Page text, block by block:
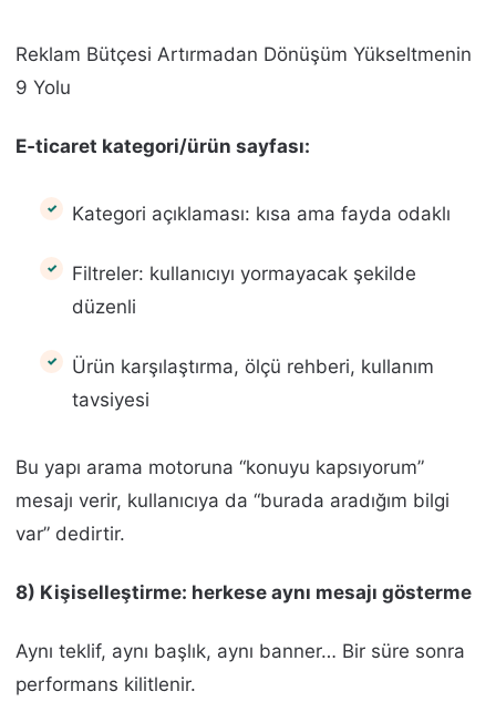
Reklam Bütçesi Artırmadan Dönüşüm Yükseltmenin
9 Yolu
E‑ticaret kategori/ürün sayfası:
Kategori açıklaması: kısa ama fayda odaklı
Filtreler: kullanıcıyı yormayacak şekilde
düzenli
Ürün karşılaştırma, ölçü rehberi, kullanım
tavsiyesi
Bu yapı arama motoruna “konuyu kapsıyorum”
mesajı verir, kullanıcıya da “burada aradığım bilgi
var” dedirtir.
8) Kişiselleştirme: herkese aynı mesajı gösterme
Aynı teklif, aynı başlık, aynı banner… Bir süre sonra
performans kilitlenir.